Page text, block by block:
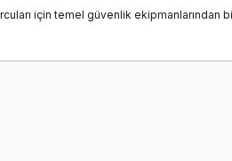
için temel güvenlik ekipmanlarından